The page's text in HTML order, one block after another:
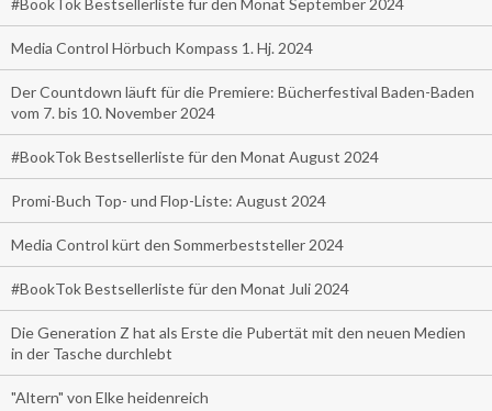
#BookTok Bestsellerliste für den Monat September 2024
Media Control Hörbuch Kompass 1. Hj. 2024
Der Countdown läuft für die Premiere: Bücherfestival Baden-Baden
vom 7. bis 10. November 2024
#BookTok Bestsellerliste für den Monat August 2024
Promi-Buch Top- und Flop-Liste: August 2024
Media Control kürt den Sommerbeststeller 2024
#BookTok Bestsellerliste für den Monat Juli 2024
Die Generation Z hat als Erste die Pubertät mit den neuen Medien
in der Tasche durchlebt
"Altern" von Elke heidenreich